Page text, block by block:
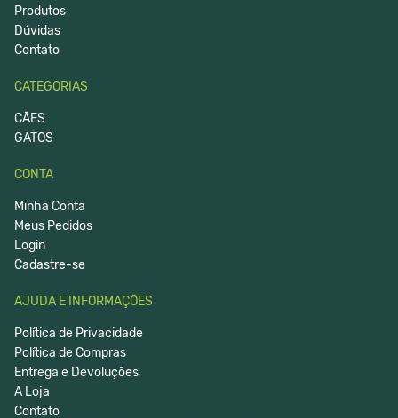
Produtos
Dúvidas
Contato
CATEGORIAS
CÃES
GATOS
CONTA
Minha Conta
Meus Pedidos
Login
Cadastre-se
AJUDA E INFORMAÇÕES
Política de Privacidade
Política de Compras
Entrega e Devoluções
A Loja
Contato